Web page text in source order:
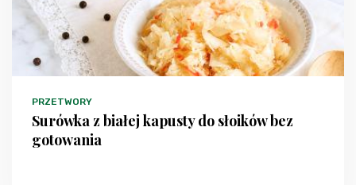
PRZETWORY
Surówka z białej kapusty do słoików bez
gotowania